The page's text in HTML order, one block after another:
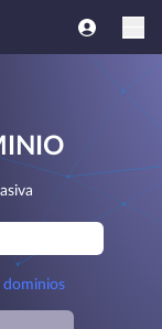
dominios